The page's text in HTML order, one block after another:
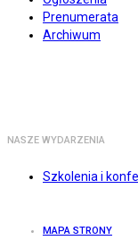
Prenumerata
Archiwum
NASZE WYDARZENIA
Szkolenia i
MAPA STRONY